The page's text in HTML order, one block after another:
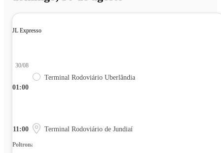
JL Expresso
01:00
30/08
Terminal Rodoviário Uberlândia
11:00 Terminal Rodoviário de Jundiaí
Poltrona